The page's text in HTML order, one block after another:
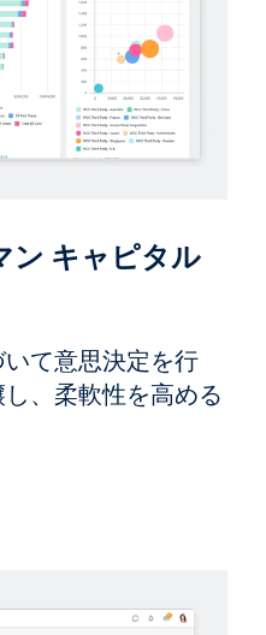
ン キャピタル
て意思決定を行
、柔軟性を高める